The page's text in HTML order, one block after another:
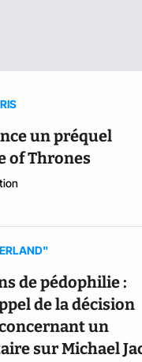
un préquel
of Thrones
de pédophilie :
de la décision
un
sur Michael